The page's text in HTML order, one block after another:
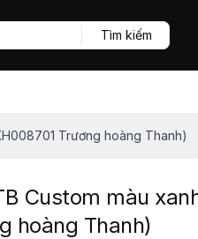
Tìm kiếm
Trương hoàng Thanh)
Custom màu
hoàng Thanh)